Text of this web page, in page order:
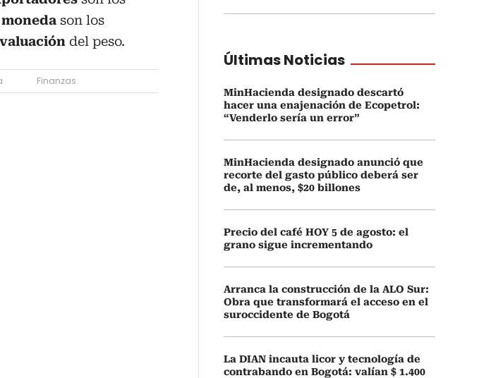
moneda son los
del peso.
Finanzas
Últimas Noticias
MinHacienda designado descartó
hacer una enajenación de Ecopetrol:
“Venderlo sería un error”
MinHacienda designado anunció que
recorte del gasto público deberá ser
de, al menos, $20 billones
Precio del café HOY 5 de agosto: el
grano sigue incrementando
Arranca la construcción de la ALO Sur:
Obra que transformará el acceso en el
suroccidente de Bogotá
La DIAN incauta licor y tecnología de
contrabando en Bogotá: valían $ 1.400